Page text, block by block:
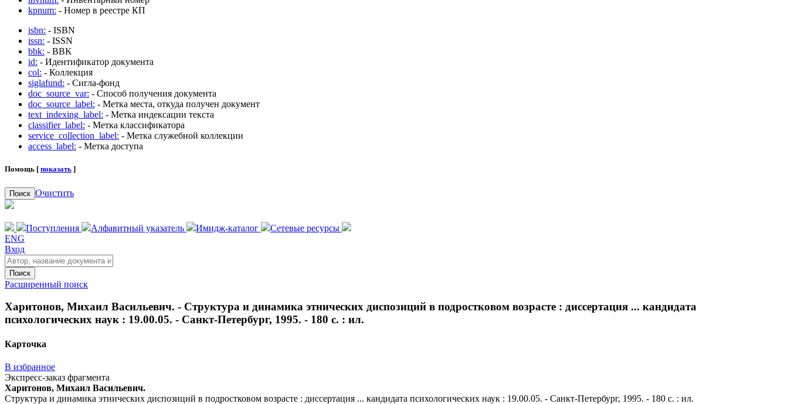
kpnum: - Номер в реестре КП
isbn: - ISBN
issn: - ISSN
bbk: - BBK
id: - Идентификатор документа
col: - Коллекция
siglafund: - Сигла-фонд
doc_source_var: - Способ получения документа
doc_source_label: - Метка места, откуда получен документ
text_indexing_label: - Метка индексации текста
classifier_label: - Метка классификатора
service_collection_label: - Метка служебной коллекции
access_label: - Метка доступа
Помощь [ показать ]
Поиск Очистить
Поступления Алфавитный указатель Имидж-каталог
Сетевые ресурсы
ENG
Вход
Поиск
Расширенный поиск
Харитонов, Михаил Васильевич. - Структура и динамика этнических диспозиций в подростковом возрасте : диссертация ... кандидата
психологических наук : 19.00.05. - Санкт-Петербург, 1995. - 180 с. : ил.
Карточка
В избранное
Экспресс-заказ фрагмента
Харитонов, Михаил Васильевич.
Структура и динамика этнических диспозиций в подростковом возрасте : диссертация ... кандидата психологических наук : 19.00.05. - Санкт-Петербург, 1995. - 180 с. : ил.